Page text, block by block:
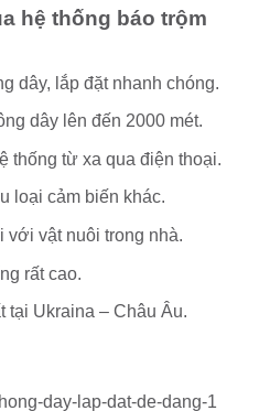
hệ thống báo trộm
dây, lắp đặt nhanh chóng.
dây lên đến 2000 mét.
thống từ xa qua điện thoại.
loại cảm biến khác.
với vật nuôi trong nhà.
rất cao.
tại Ukraina – Châu Âu.